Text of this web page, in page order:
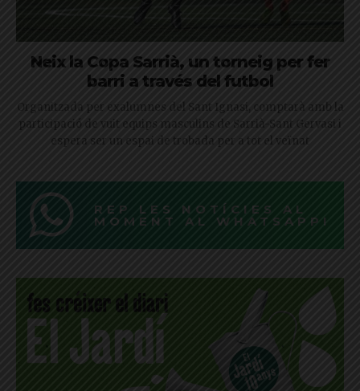
Neix la Copa Sarrià, un torneig per fer
barri a través del futbol
Organitzada per exalumnes del Sant Ignasi, comptarà amb la
participació de vuit equips masculins de Sarrià-Sant Gervasi i
espera ser un espai de trobada per a tot el veïnat
REP LES NOTÍCIES AL
MOMENT AL WHATSAPP!